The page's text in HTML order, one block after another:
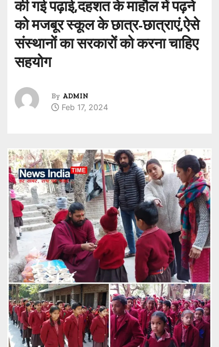
की गई पढ़ाई,दहशत के माहौल में पढ़ने
को मजबूर स्कूल के छात्र-छात्राएं,ऐसे
संस्थानों का सरकारों को करना चाहिए
सहयोग
By ADMIN
Feb 17, 2024